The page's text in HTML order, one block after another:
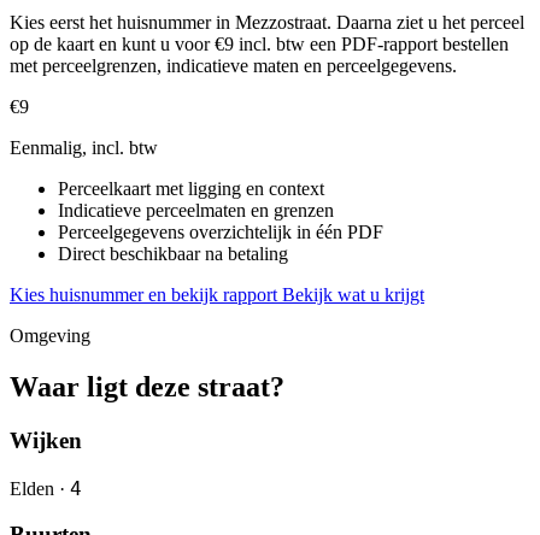
Kies eerst het huisnummer in Mezzostraat. Daarna ziet u het perceel
op de kaart en kunt u voor €9 incl. btw een PDF-rapport bestellen
met perceelgrenzen, indicatieve maten en perceelgegevens.
€9
Eenmalig, incl. btw
Perceelkaart met ligging en context
Indicatieve perceelmaten en grenzen
Perceelgegevens overzichtelijk in één PDF
Direct beschikbaar na betaling
Kies huisnummer en bekijk rapport Bekijk wat u krijgt
Omgeving
Waar ligt deze straat?
Wijken
Elden · 4